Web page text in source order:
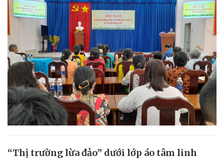
“Thị trường lừa đảo” dưới lớp áo tâm linh